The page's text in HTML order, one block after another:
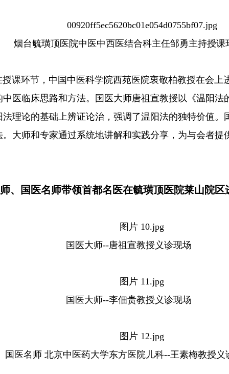
烟台毓璜顶医院中医中西医结合科主任邹勇主持授课
课环节，中国中医科学院西苑医院衷敬柏教授在会
医临床思路和方法。国医大师唐祖宣教授以《温阳
理论的基础上辨证论治，强调了温阳法的独特价值
大师和专家通过系统地讲解和实践分享，为与会者
、国医名师带领首都名医在毓璜顶医院莱山院区
国医大师--唐祖宣教授义诊现场
国医大师--李佃贵教授义诊现场
国医名师 北京中医药大学东方医院儿科--王素梅教授义